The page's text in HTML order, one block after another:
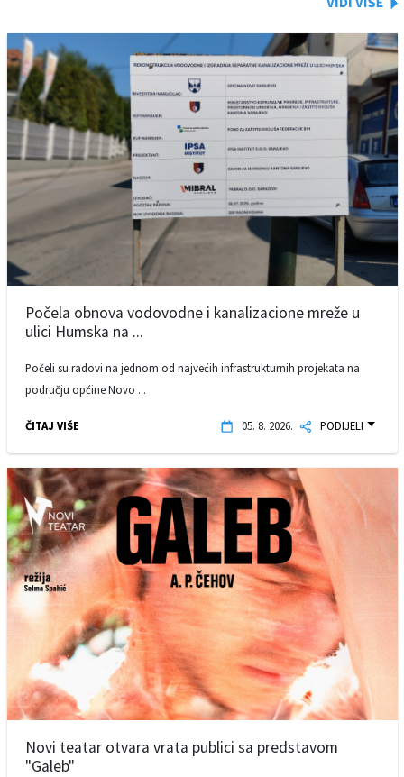
Počela obnova vodovodne i kanalizacione mreže u
ulici Humska na ...
Počeli su radovi na jednom od najvećih infrastrukturnih projekata na
području općine Novo ...
ČITAJ VIŠE 05. 8. 2026. PODIJELI
Novi teatar otvara vrata publici sa predstavom
"Galeb"